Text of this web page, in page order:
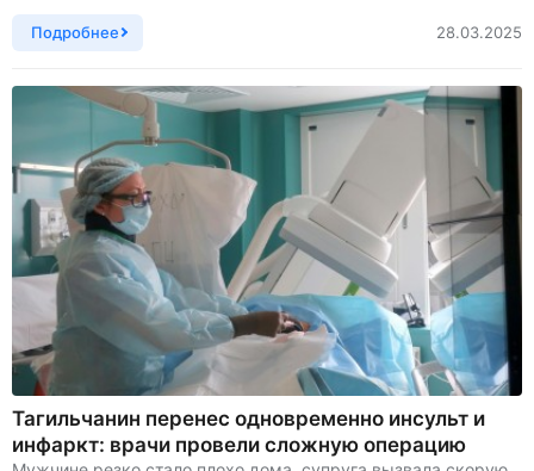
Подробнее 28.03.2025
Тагильчанин перенес одновременно инсульт и
инфаркт: врачи провели сложную операцию